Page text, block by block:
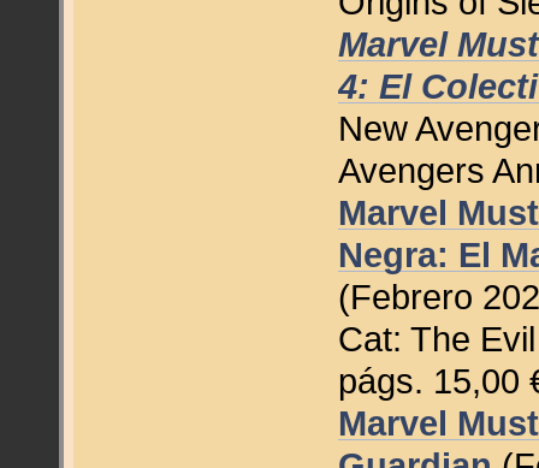
Marvel
4: El
New
Avengers
Marvel
Negra: El
(Febrero
Cat: The
págs. 15,00
Marvel